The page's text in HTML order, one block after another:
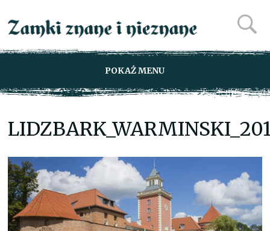
POKAŻ MENU